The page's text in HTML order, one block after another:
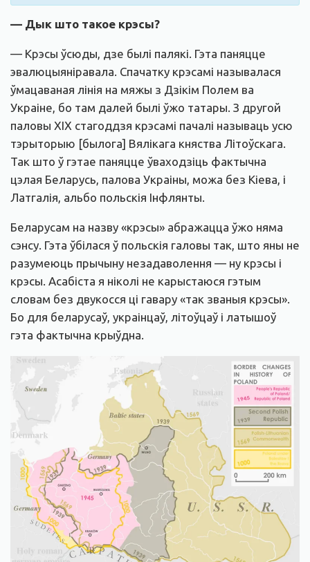
— Дык што такое крэсы?
— Крэсы ўсюды, дзе былі палякі. Гэта паняцце
эвалюцыяніравала. Спачатку крэсамі называлася
ўмацаваная лінія на мяжы з Дзікім Полем ва
Украіне, бо там далей былі ўжо татары. З другой
паловы XIX стагоддзя крэсамі пачалі называць усю
тэрыторыю [былога] Вялікага княства Літоўскага.
Так што ў гэтае паняцце ўваходзіць фактычна
цэлая Беларусь, палова Украіны, можа без Кіева, і
Латгалія, альбо польскія Інфлянты.
Беларусам на назву «крэсы» абражацца ўжо няма
сэнсу. Гэта ўбілася ў польскія галовы так, што яны не
разумеюць прычыну незадаволення — ну крэсы і
крэсы. Асабіста я ніколі не карыстаюся гэтым
словам без двукосся ці гавару «так званыя крэсы».
Бо для беларусаў, украінцаў, літоўцаў і латышоў
гэта фактычна крыўдна.